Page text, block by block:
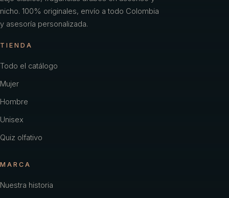
nicho. 100% originales, envío a todo Colombia
y asesoría personalizada.
TIENDA
Todo el catálogo
Mujer
Hombre
Unisex
Quiz olfativo
MARCA
Nuestra historia